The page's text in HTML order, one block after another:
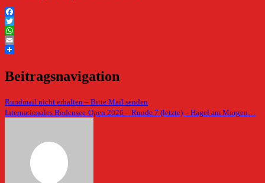
Facebook
Twitter
WhatsApp
Email
Beitragsnavigation
Rundmail nicht erhalten – Bitte Mail senden
Internationales Bodensee-Open 2026 – Runde 7 (letzte) – Hagel am Morgen…